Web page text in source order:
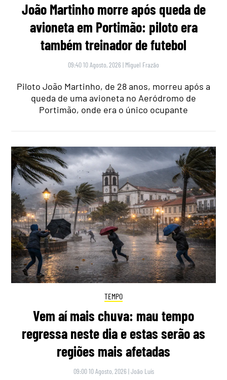
João Martinho morre após queda de
avioneta em Portimão: piloto era
também treinador de futebol
09:40 10 Agosto, 2026 | Miguel Frazão
Piloto João Martinho, de 28 anos, morreu após a
queda de uma avioneta no Aeródromo de
Portimão, onde era o único ocupante
TEMPO
Vem aí mais chuva: mau tempo
regressa neste dia e estas serão as
regiões mais afetadas
09:00 10 Agosto, 2026 |João Luís